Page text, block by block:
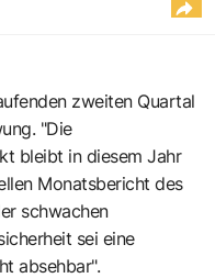
zweiten Quartal
"Die
bleibt in diesem Jahr
Monatsbericht des
schwachen
sei eine
absehbar".